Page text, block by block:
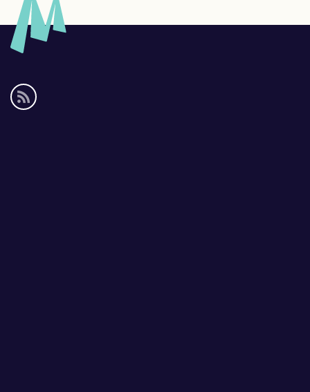
Social
media